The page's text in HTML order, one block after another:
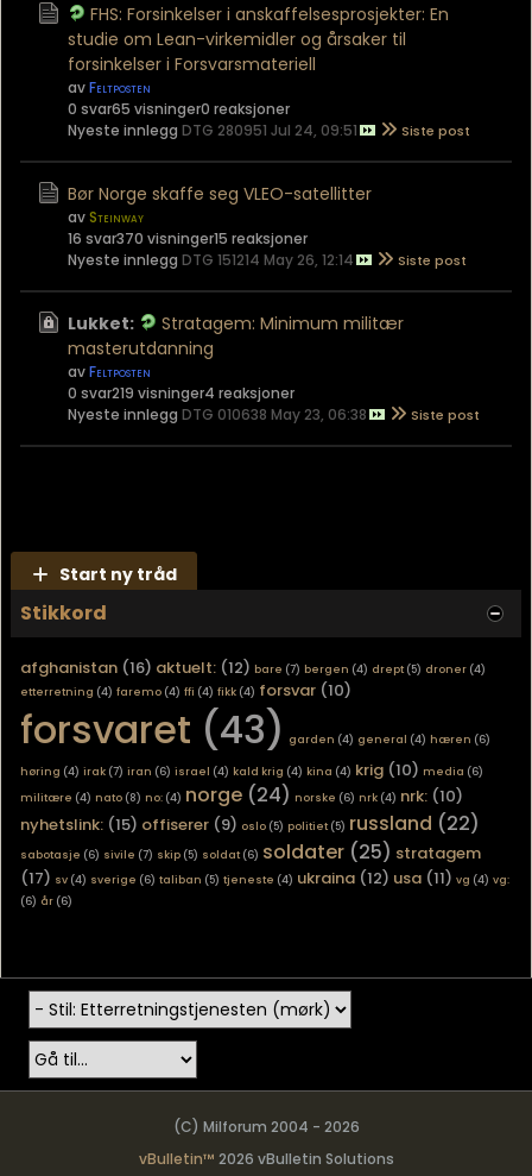
FHS: Forsinkelser i anskaffelsesprosjekter: En
studie om Lean-virkemidler og årsaker til
forsinkelser i Forsvarsmateriell
avFeltposten
0 svar65 visninger0 reaksjoner
Nyeste innlegg DTG 280951 Jul 24, 09:51
Bør Norge skaffe seg VLEO-satellitter
avSteinway
16 svar370 visninger15 reaksjoner
Nyeste innlegg DTG 151214 May 26, 12:14
Lukket:
Stratagem: Minimum militær
masterutdanning
avFeltposten
0 svar219 visninger4 reaksjoner
Nyeste innlegg DTG 010638 May 23, 06:38
Start ny tråd
Stikkord
afghanistan (16) aktuelt: (12) bare (7) bergen (4) drept (5) droner (4)
etterretning (4) faremo (4) ffi (4) fikk (4) forsvar (10)
forsvaret (43) garden (4) general (4) hæren (6)
høring (4) irak (7) iran (6) israel (4) kald krig (4) kina (4) krig (10) media (6)
militære (4) nato (8) no: (4) norge (24) norske (6) nrk (4) nrk: (10)
nyhetslink: (15) offiserer (9) oslo (5) politiet (5) russland (22)
sabotasje (6) sivile (7) skip (5) soldat (6) soldater (25) stratagem
(17) sv (4) sverige (6) taliban (5) tjeneste (4) ukraina (12) usa (11) vg (4) vg:
(6) år (6)
(C) Milforum 2004 - 2026
vBulletin™ 2026 vBulletin Solutions